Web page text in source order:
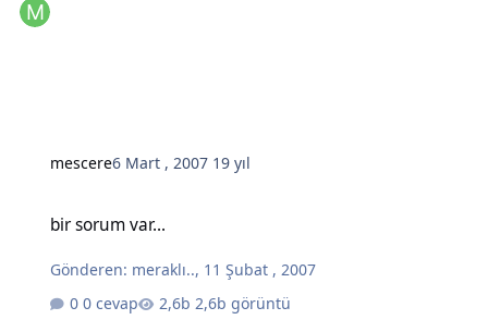
mescere6 Mart , 2007 19 yıl
bir sorum var...
Gönderen: meraklı.., 11 Şubat , 2007
0 cevap
2,6b görüntü